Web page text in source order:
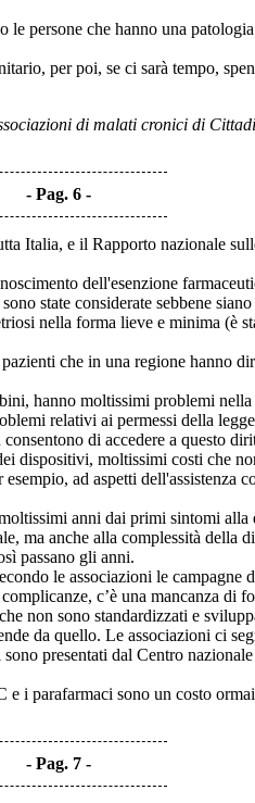
persone che hanno una
per poi, se ci sarà tempo,
di malati cronici di
Pag. 6
Italia, e il Rapporto nazionale
dell'esenzione
state considerate sebbene
nella forma lieve e minima (è
che in una regione hanno
hanno moltissimi problemi
relativi ai permessi della
di accedere a questo
dispositivi, moltissimi costi che
ad aspetti dell'assistenza
anni dai primi sintomi
ma anche alla complessità
passano gli anni.
le associazioni le campagne
c’è una mancanza di
non sono standardizzati e
da quello. Le associazioni ci
presentati dal Centro
i parafarmaci sono un costo
Pag. 7